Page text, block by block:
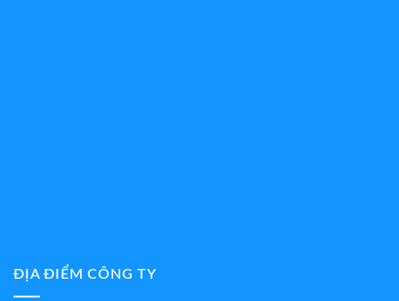
ĐỊA ĐIỂM CÔNG TY